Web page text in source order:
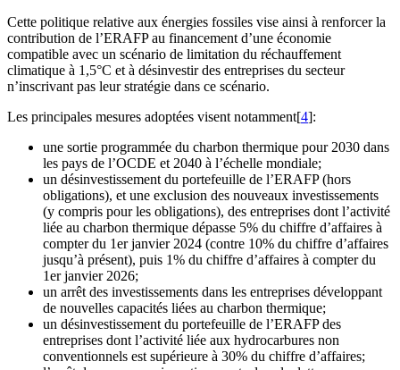
Cette politique relative aux énergies fossiles vise ainsi à renforcer la
contribution de l’ERAFP au financement d’une économie
compatible avec un scénario de limitation du réchauffement
climatique à 1,5°C et à désinvestir des entreprises du secteur
n’inscrivant pas leur stratégie dans ce scénario.
Les principales mesures adoptées visent notamment[4]:
une sortie programmée du charbon thermique pour 2030 dans
les pays de l’OCDE et 2040 à l’échelle mondiale;
un désinvestissement du portefeuille de l’ERAFP (hors
obligations), et une exclusion des nouveaux investissements
(y compris pour les obligations), des entreprises dont l’activité
liée au charbon thermique dépasse 5% du chiffre d’affaires à
compter du 1er janvier 2024 (contre 10% du chiffre d’affaires
jusqu’à présent), puis 1% du chiffre d’affaires à compter du
1er janvier 2026;
un arrêt des investissements dans les entreprises développant
de nouvelles capacités liées au charbon thermique;
un désinvestissement du portefeuille de l’ERAFP des
entreprises dont l’activité liée aux hydrocarbures non
conventionnels est supérieure à 30% du chiffre d’affaires;